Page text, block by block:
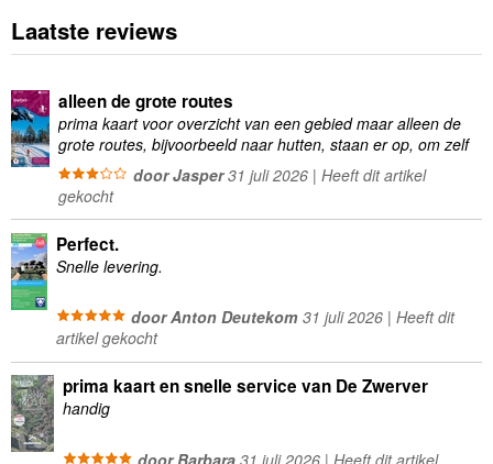
Laatste reviews
alleen de grote routes
prima kaart voor overzicht van een gebied maar alleen de
grote routes, bijvoorbeeld naar hutten, staan er op, om zelf
wandelingen te plannen minder geschikt
door Jasper31 juli 2026 | Heeft dit artikel
gekocht
Perfect.
Snelle levering.
door Anton Deutekom31 juli 2026 | Heeft dit
artikel gekocht
prima kaart en snelle service van De Zwerver
handig
door Barbara31 juli 2026 | Heeft dit artikel